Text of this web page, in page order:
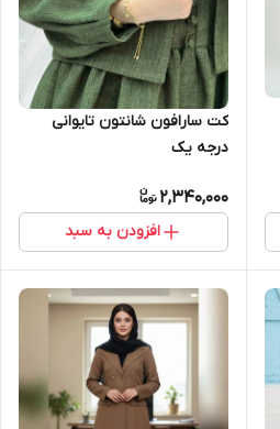
کت سارافون شانتون تایوانی
درجه یک
2,340,000
افزودن به سبد